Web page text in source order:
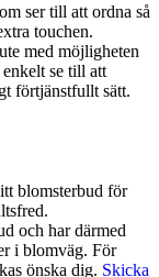
ser till att ordna så
touchen.
med möjligheten
se till att
förtjänstfullt sätt.
blomsterbud för
och har därmed
i blomväg. För
önska dig. Skicka